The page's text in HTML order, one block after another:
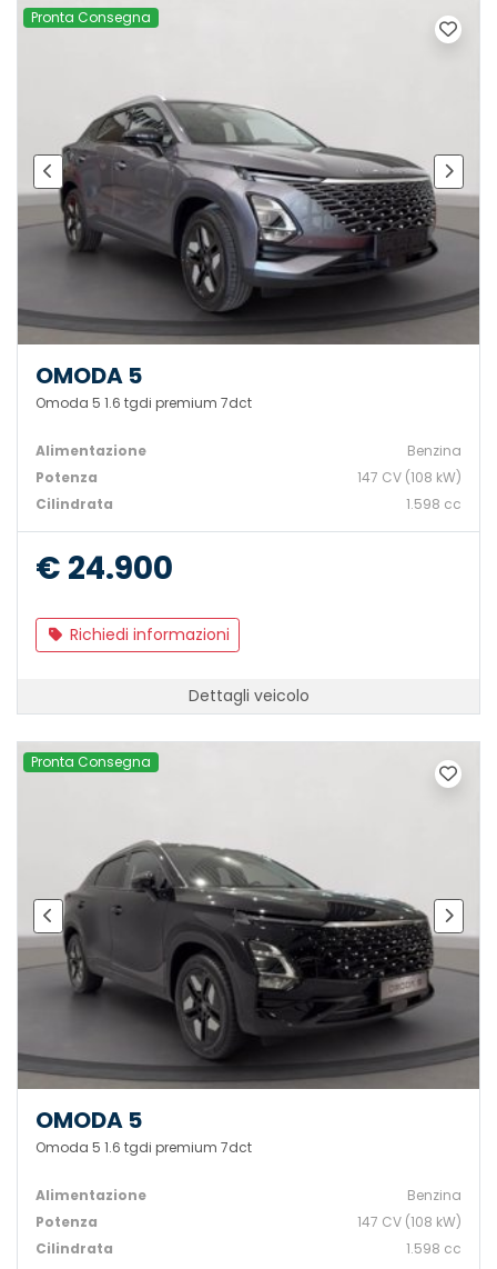
Pronta Consegna
OMODA 5
Omoda 5 1.6 tgdi premium 7dct
Alimentazione
Benzina
Potenza
147 CV (108 kW)
Cilindrata
1.598 cc
€ 24.900
Richiedi informazioni
Dettagli veicolo
Pronta Consegna
OMODA 5
Omoda 5 1.6 tgdi premium 7dct
Alimentazione
Benzina
Potenza
147 CV (108 kW)
Cilindrata
1.598 cc